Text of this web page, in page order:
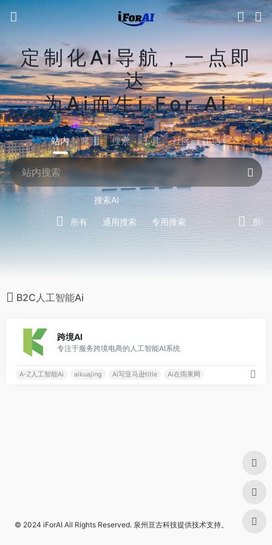
定制化Ai导航，一点即
达
为Ai而生i For Ai
站内 常用 搜索 工具 社区 生活
搜索AI
所有 通用搜索 专用搜索 所有
B2C人工智能Ai
跨境AI
专注于服务跨境电商的人工智能AI系统
A-Z人工智能Ai aikuajing Ai写亚马逊title Ai在雨果网
© 2024 iForAI All Rights Reserved. 泉州亘古科技提供技术支持。